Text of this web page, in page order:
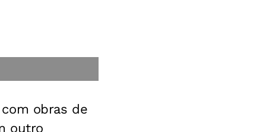
obras de
outro